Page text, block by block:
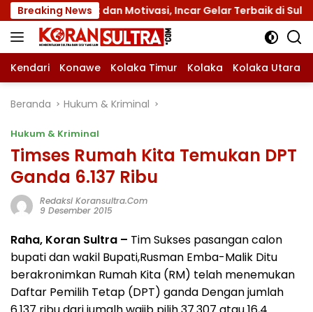
Langsung
ke
konten
Breaking News
Atribut dan Motivasi, Incar Gelar Terbaik di Sultra
Kendari Konawe Kolaka Timur Kolaka Kolaka Utara
Beranda Hukum & Kriminal
Hukum & Kriminal
Timses Rumah Kita Temukan DPT
Ganda 6.137 Ribu
Redaksi Koransultra.com
9 Desember 2015
Raha, Koran Sultra – Tim Sukses pasangan calon
bupati dan wakil Bupati,Rusman Emba-Malik Ditu
berakronimkan Rumah Kita (RM) telah menemukan
Daftar Pemilih Tetap (DPT) ganda Dengan jumlah